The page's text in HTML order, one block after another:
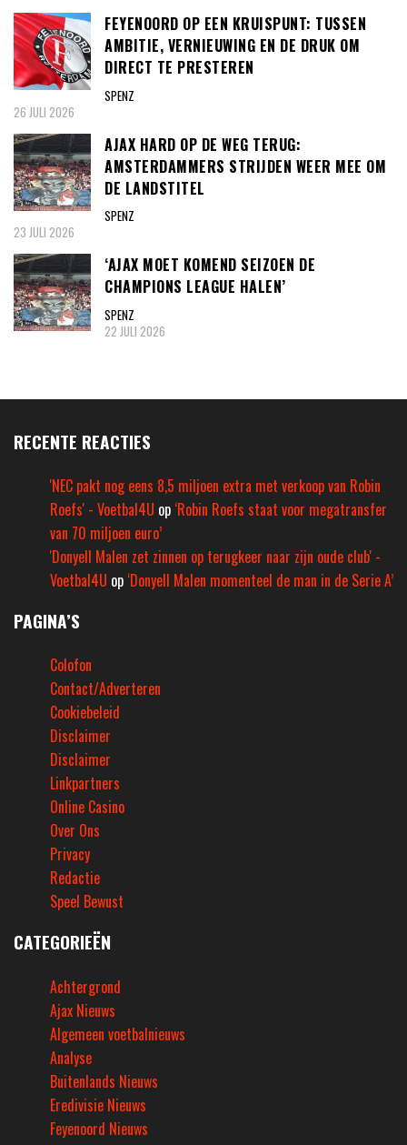
FEYENOORD OP EEN KRUISPUNT: TUSSEN
AMBITIE, VERNIEUWING EN DE DRUK OM
DIRECT TE PRESTEREN
SPENZ
26 JULI 2026
AJAX HARD OP DE WEG TERUG:
AMSTERDAMMERS STRIJDEN WEER MEE OM
DE LANDSTITEL
SPENZ
23 JULI 2026
‘AJAX MOET KOMEND SEIZOEN DE
CHAMPIONS LEAGUE HALEN’
SPENZ
22 JULI 2026
RECENTE REACTIES
'NEC pakt nog eens 8,5 miljoen extra met verkoop van Robin
Roefs' - Voetbal4U op ‘Robin Roefs staat voor megatransfer
van 70 miljoen euro’
'Donyell Malen zet zinnen op terugkeer naar zijn oude club' -
Voetbal4U op ‘Donyell Malen momenteel de man in de Serie A’
PAGINA’S
Colofon
Contact/Adverteren
Cookiebeleid
Disclaimer
Disclaimer
Linkpartners
Online Casino
Over Ons
Privacy
Redactie
Speel Bewust
CATEGORIEËN
Achtergrond
Ajax Nieuws
Algemeen voetbalnieuws
Analyse
Buitenlands Nieuws
Eredivisie Nieuws
Feyenoord Nieuws